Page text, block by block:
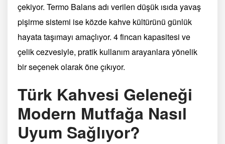
çekiyor. Termo Balans adı verilen düşük ısıda yavaş
pişirme sistemi ise közde kahve kültürünü günlük
hayata taşımayı amaçlıyor. 4 fincan kapasitesi ve
çelik cezvesiyle, pratik kullanım arayanlara yönelik
bir seçenek olarak öne çıkıyor.
Türk Kahvesi Geleneği
Modern Mutfağa Nasıl
Uyum Sağlıyor?